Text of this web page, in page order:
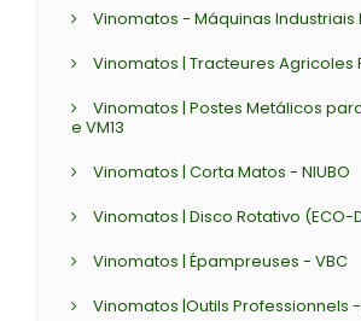
Vinomatos - Máquinas Industriais
Vinomatos | Tracteures Agricoles
Vinomatos | Postes Metálicos para
e VM13
Vinomatos | Corta Matos - NIUBO
Vinomatos | Disco Rotativo (ECO-
Vinomatos | Épampreuses - VBC
Vinomatos |Outils Professionnels